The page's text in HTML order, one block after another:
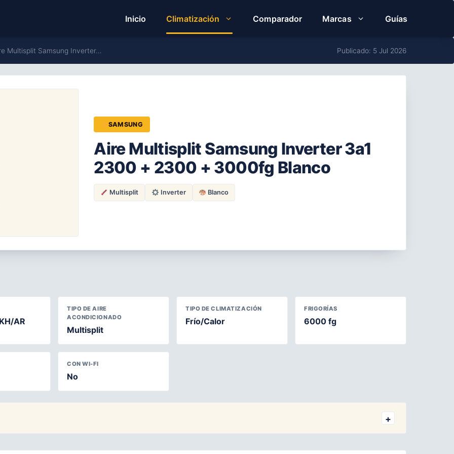
Inicio Climatización Comparador Marcas Guías
Multisplit Samsung Inverter… Publicado: 5 Jul 2026
SAMSUNG
Aire Multisplit Samsung Inverter 3a1
2300 + 2300 + 3000fg Blanco
Multisplit Inverter Blanco
AR
TIPO DE AIRE
ACONDICIONADO
Multisplit
TIPO DE CLIMATIZACIÓN
Frío/Calor
FRIGORÍAS
6000 fg
CON WI-FI
No